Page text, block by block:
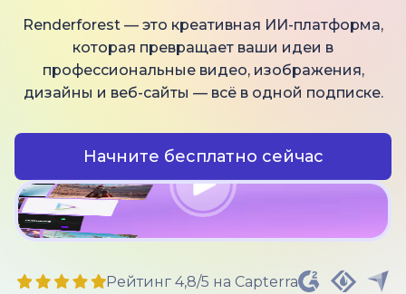
Renderforest — это креативная ИИ-платформа,
которая превращает ваши идеи в
профессиональные видео, изображения,
дизайны и веб-сайты — всё в одной подписке.
Начните бесплатно сейчас
Рейтинг 4,8/5 на Capterra